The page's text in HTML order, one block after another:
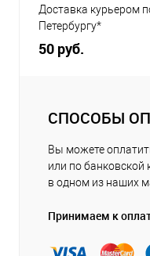
Доставка курьером
Петербургу*
50 руб.
СПОСОБЫ
Вы можете
или по банковской
в одном из наших
Принимаем к